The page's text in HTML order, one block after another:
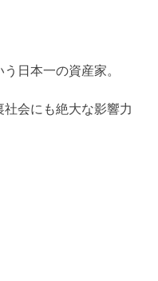
日本一の資産家。
会にも絶大な影響力